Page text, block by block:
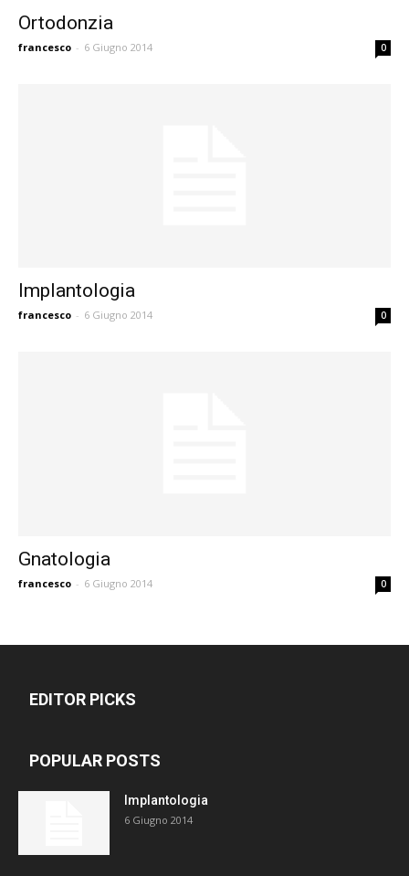
Ortodonzia
francesco - 6 Giugno 2014 0
Implantologia
francesco - 6 Giugno 2014 0
Gnatologia
francesco - 6 Giugno 2014 0
EDITOR PICKS
POPULAR POSTS
Implantologia
6 Giugno 2014